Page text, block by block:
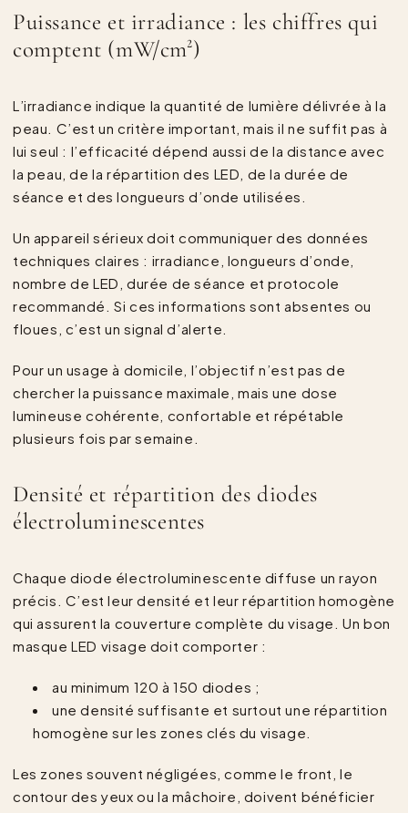
Puissance et irradiance : les chiffres qui
comptent (mW/cm²)
L’irradiance indique la quantité de lumière délivrée à la
peau. C’est un critère important, mais il ne suffit pas à
lui seul : l’efficacité dépend aussi de la distance avec
la peau, de la répartition des LED, de la durée de
séance et des longueurs d’onde utilisées.
Un appareil sérieux doit communiquer des données
techniques claires : irradiance, longueurs d’onde,
nombre de LED, durée de séance et protocole
recommandé. Si ces informations sont absentes ou
floues, c’est un signal d’alerte.
Pour un usage à domicile, l’objectif n’est pas de
chercher la puissance maximale, mais une dose
lumineuse cohérente, confortable et répétable
plusieurs fois par semaine.
Densité et répartition des diodes
électroluminescentes
Chaque diode électroluminescente diffuse un rayon
précis. C’est leur densité et leur répartition homogène
qui assurent la couverture complète du visage. Un bon
masque LED visage doit comporter :
au minimum 120 à 150 diodes ;
une densité suffisante et surtout une répartition
homogène sur les zones clés du visage.
Les zones souvent négligées, comme le front, le
contour des yeux ou la mâchoire, doivent bénéficier